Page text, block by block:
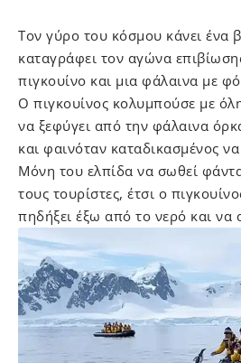
Τον γύρο του κόσμου κάνει ένα
καταγράφει τον αγώνα
πιγκουίνο και μια φάλαινα με
Ο πιγκουίνος κολυμπούσε με
να ξεφύγει από την φάλαινα
και φαινόταν καταδικασμένος να
Μόνη του ελπίδα να σωθεί
τους τουρίστες, έτσι ο
πηδήξει έξω από το νερό και να